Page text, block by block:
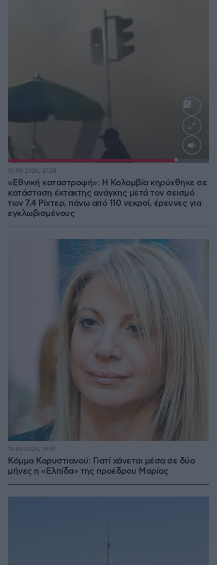
Loaded:
«Εθνική καταστροφή»: Η Κολομβία κηρύχθηκε σε
κατάσταση έκτακτης ανάγκης μετά τον σεισμό
των 7,4 Ρίχτερ, πάνω από 110 νεκροί, έρευνες για
εγκλωβισμένους
10.08.2026, 21:38
Κόμμα Καρυστιανού: Γιατί χάνεται μέσα σε δύο
μήνες η «Ελπίδα» της προέδρου Μαρίας
10.08.2026, 14:19